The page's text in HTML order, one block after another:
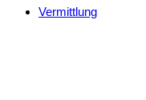
Vermittlung